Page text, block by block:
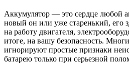
Аккумулятор — это сердце любой
новый он или уже старенький, его
на работу двигателя,
итоге, на вашу безопасность.
игнорируют простые признаки
батарею только при серьезной